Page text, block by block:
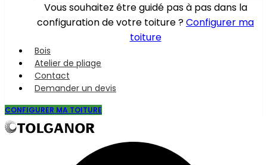
Vous souhaitez être guidé pas à pas dans la
configuration de votre toiture ?Configurer ma
toiture
Bois
Atelier de pliage
Contact
Demander un devis
CONFIGURER MA TOITURE